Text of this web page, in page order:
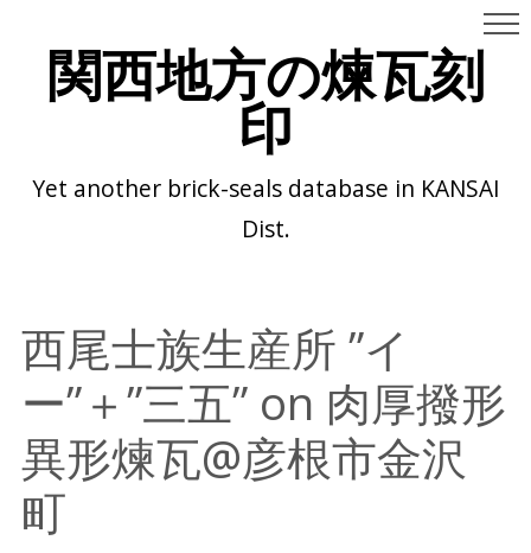
関西地方の煉瓦刻
印
Yet another brick-seals database in KANSAI
Dist.
西尾士族生産所 ”イ
ー”＋”三五” on 肉厚撥形
異形煉瓦@彦根市金沢
町